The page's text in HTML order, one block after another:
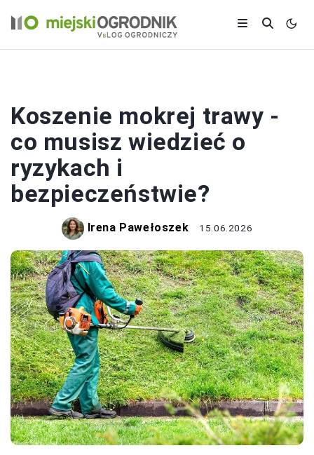
Koszenie mokrej trawy -
co musisz wiedzieć o
ryzykach i
bezpieczeństwie?
Irena Pawełoszek 15.06.2026